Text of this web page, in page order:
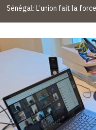
Sénégal: L’union fait la force